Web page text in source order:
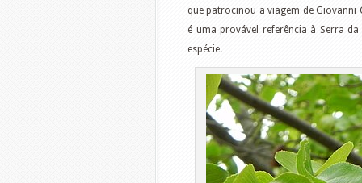
que patrocinou a viagem de
é uma provável referência à Serra
espécie.